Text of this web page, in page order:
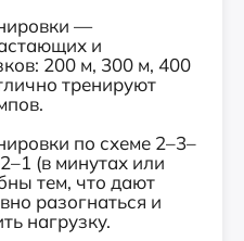
—
и
200 м, 300 м, 400
тренируют
по схеме 2–3–
(в минутах или
тем, что дают
разогнаться и
нагрузку.